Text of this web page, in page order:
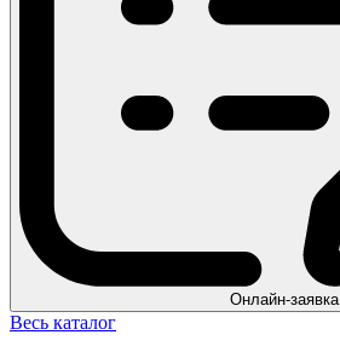
Онлайн-заявка
Весь каталог